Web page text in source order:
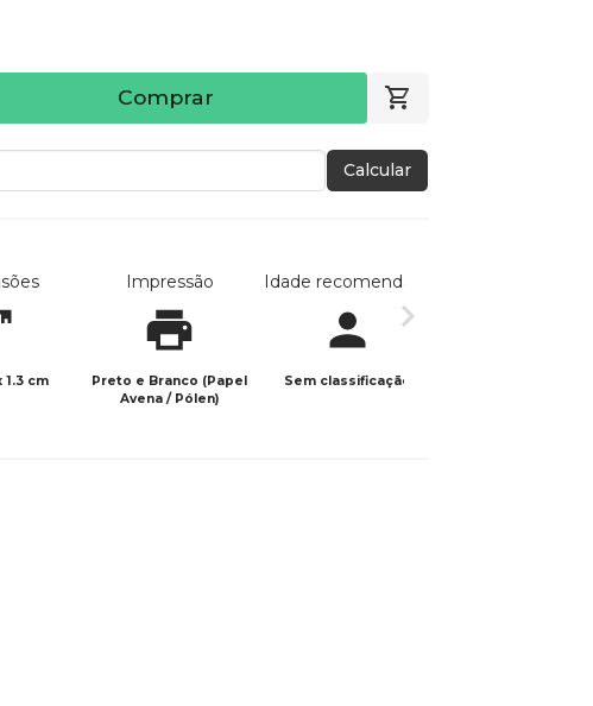
Comprar
Calcular
1.3 cm
Impressão
Preto e Branco (Papel
Avena / Pólen)
Idade recomendada
Sem classificação